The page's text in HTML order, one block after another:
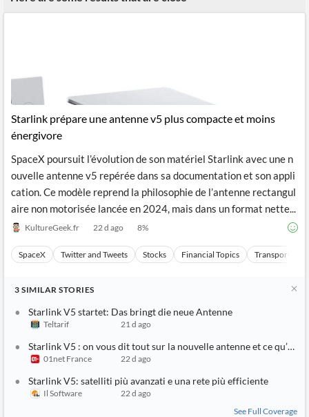
Retail
Business
Reader
Financial
News
Extended
Financial
API
Entity and
Events
with NLP
Extract
Insights
Your
Own
Integrations
Financial
News
Students,
Professors,
Wealth
Financial
Advisors
P2P
Crowdfunding,
Institutional
Investors,
Consultancy,
Legal,
Accounting
Central
Banks,
Regulatory
Agencies
Score
Similar
Grouping
News
on
Charts
Sentiment
Translation
Notifications
News
Insider
Transactions
Official
Company
Investor
Relations
Private
Company
Insights
ESG
Content
Languages
Starlink prépare une antenne v5 plus compacte et moins
énergivore
SpaceX poursuit l’évolution de son matériel Starlink avec une n
ouvelle antenne v5 repérée dans sa documentation et son appli
cation. Ce modèle reprend la philosophie de l’antenne rectangul
aire non motorisée lancée en 2024, mais dans un format nette...
KultureGeek.fr 22 d ago 8%
SpaceX Twitter and Tweets Stocks Financial Topics Transportation
3 SIMILAR STORIES
Starlink V5 startet: Das bringt die neue Antenne
Teltarif 21 d ago
Starlink V5 : on vous dit tout sur la nouvelle antenne et ce qu’elle
01net France 22 d ago
Starlink V5: satelliti più avanzati e una rete più efficiente
Il Software
22 d ago
See Full Coverage